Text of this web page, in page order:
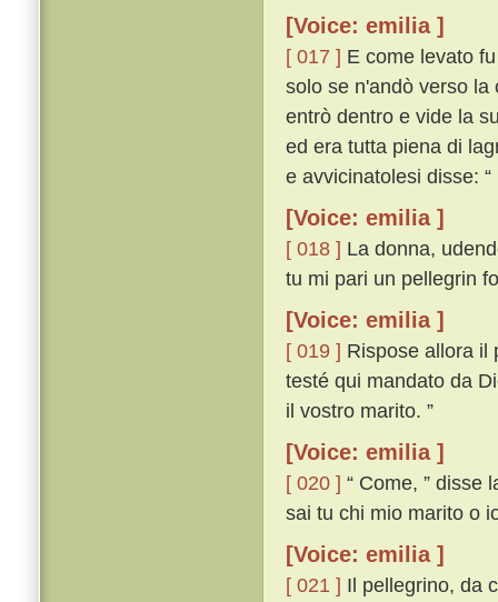
[Voice: emilia ]
[ 017 ] E come levato
solo se n'andò verso
entrò dentro e vide la
ed era tutta piena di
e avvicinatolesi disse:
[Voice: emilia ]
[ 018 ] La donna,
tu mi pari un pellegrin
[Voice: emilia ]
[ 019 ] Rispose allora il
testé qui mandato da
il vostro marito. ”
[Voice: emilia ]
[ 020 ] “ Come, ” disse
sai tu chi mio marito o
[Voice: emilia ]
[ 021 ] Il pellegrino, da